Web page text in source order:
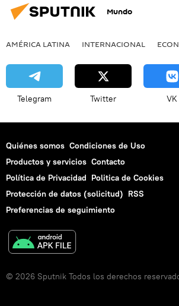
Mundo
AMÉRICA LATINA INTERNACIONAL
Telegram Twitter VK
Quiénes somos Condiciones de Uso
Productos y servicios Contacto
Política de Privacidad Politica de Cookies
Protección de datos (solicitud) RSS
Preferencias de seguimiento
© 2026 Sputnik Todos los derechos